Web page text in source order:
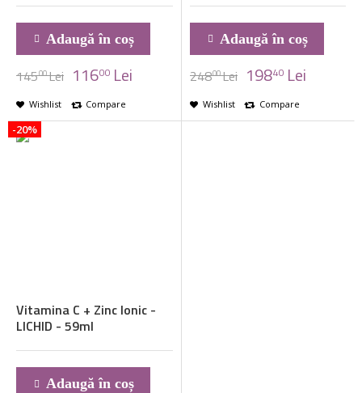
Adaugă în coș
14500Lei 11600 Lei
Wishlist Compare
Adaugă în coș
24800Lei 19840 Lei
Wishlist Compare
Vitamina C + Zinc Ionic -
LICHID - 59ml
Adaugă în coș
-20%